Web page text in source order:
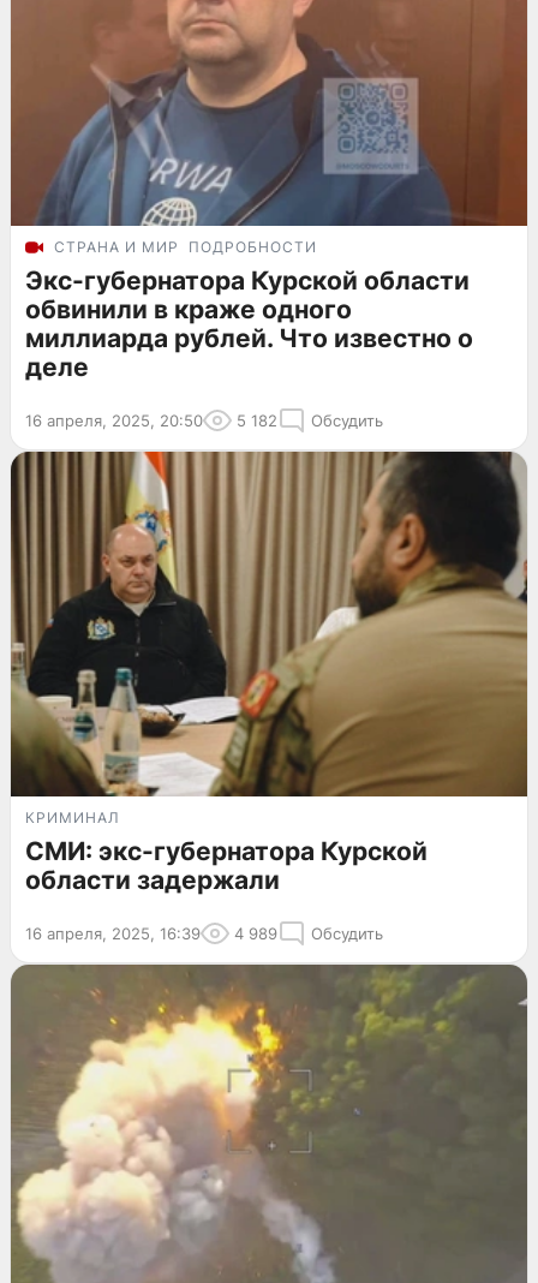
СТРАНА И МИР ПОДРОБНОСТИ
Экс-губернатора Курской области
обвинили в краже одного
миллиарда рублей. Что известно о
деле
16 апреля, 2025, 20:50 5 182 Обсудить
КРИМИНАЛ
СМИ: экс-губернатора Курской
области задержали
16 апреля, 2025, 16:39 4 989 Обсудить